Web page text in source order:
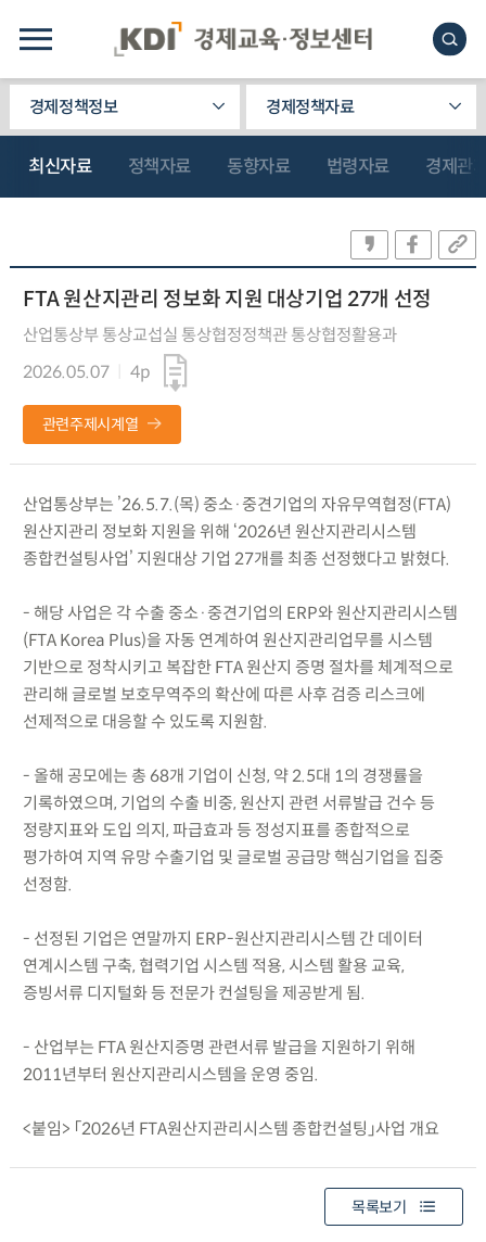
경제정책정보 경제정책자료
최신자료 정책자료 동향자료 법령자료 경제관
FTA 원산지관리 정보화 지원 대상기업 27개 선정
산업통상부 통상교섭실 통상협정정책관 통상협정활용과
2026.05.07
4p
관련주제시계열
산업통상부는 ’26.5.7.(목) 중소·중견기업의 자유무역협정(FTA)
원산지관리 정보화 지원을 위해 ‘2026년 원산지관리시스템
종합컨설팅사업’ 지원대상 기업 27개를 최종 선정했다고 밝혔다.
- 해당 사업은 각 수출 중소·중견기업의 ERP와 원산지관리시스템
(FTA Korea Plus)을 자동 연계하여 원산지관리업무를 시스템
기반으로 정착시키고 복잡한 FTA 원산지 증명 절차를 체계적으로
관리해 글로벌 보호무역주의 확산에 따른 사후 검증 리스크에
선제적으로 대응할 수 있도록 지원함.
- 올해 공모에는 총 68개 기업이 신청, 약 2.5대 1의 경쟁률을
기록하였으며, 기업의 수출 비중, 원산지 관련 서류발급 건수 등
정량지표와 도입 의지, 파급효과 등 정성지표를 종합적으로
평가하여 지역 유망 수출기업 및 글로벌 공급망 핵심기업을 집중
선정함.
- 선정된 기업은 연말까지 ERP-원산지관리시스템 간 데이터
연계시스템 구축, 협력기업 시스템 적용, 시스템 활용 교육,
증빙서류 디지털화 등 전문가 컨설팅을 제공받게 됨.
- 산업부는 FTA 원산지증명 관련서류 발급을 지원하기 위해
2011년부터 원산지관리시스템을 운영 중임.
<붙임> 「2026년 FTA원산지관리시스템 종합컨설팅」사업 개요
목록보기